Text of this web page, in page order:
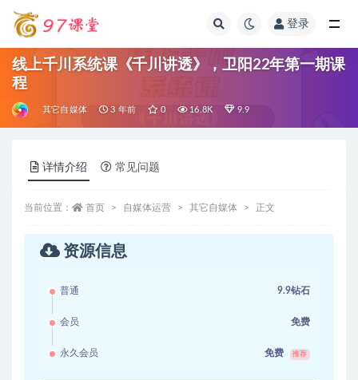
登录
线上千川系统课《千川讲透》，卫阳22年第一期课
程
其它自媒体 3 年前 0 16.8K 9.9
详情介绍 常见问题
当前位置： 首页 自媒体运营 其它自媒体 正文
资源信息
普通 9.9钻石
会员 免费
永久会员 免费 推荐